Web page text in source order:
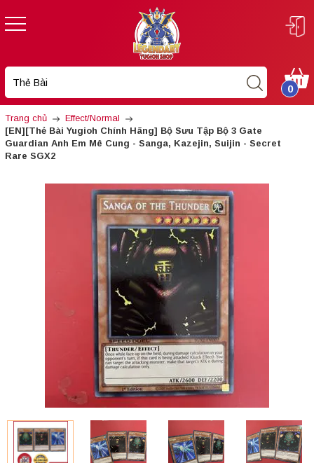
0
Trang chủ
Effect/Normal
[EN][Thẻ Bài Yugioh Chính Hãng] Bộ Sưu Tập Bộ 3 Gate
Guardian Anh Em Mê Cung - Sanga, Kazejin, Suijin - Secret
Rare SGX2